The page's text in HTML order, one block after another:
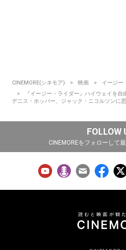
CINEMORE(シネモア) 映画
イージー
『イージー・ライダー』ハイウェイを自
デニス・ホッパー、ジャック・ニコルソンに
FOLLOW
CINEMOREをフォローして